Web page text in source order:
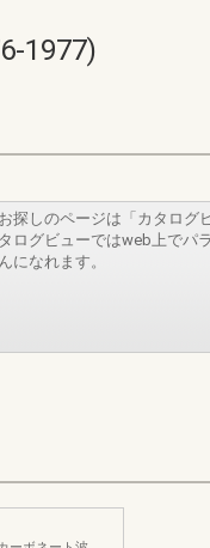
1977)
お探しのページは「カタログ
タログビューではweb上でパ
んになれます。